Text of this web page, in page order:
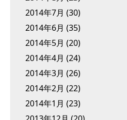
2014年7月 (30)
2014年6月 (35)
2014年5月 (20)
2014年4月 (24)
2014年3月 (26)
2014年2月 (22)
2014年1月 (23)